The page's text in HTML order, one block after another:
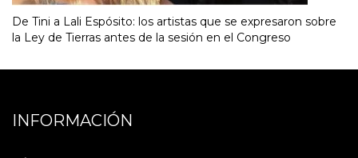
De Tini a Lali Espósito: los artistas que se expresaron sobre
la Ley de Tierras antes de la sesión en el Congreso
INFORMACIÓN